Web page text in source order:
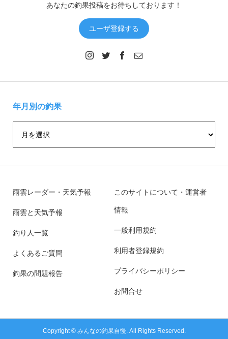
あなたの釣果投稿をお待ちしております！
ユーザ登録する
年月別の釣果
雨雲レーダー・天気予報
雨雲と天気予報
釣り人一覧
よくあるご質問
釣果の問題報告
このサイトについて・運営者
情報
一般利用規約
利用者登録規約
プライバシーポリシー
お問合せ
Copyright ©みんなの釣果自慢. All Rights Reserved.